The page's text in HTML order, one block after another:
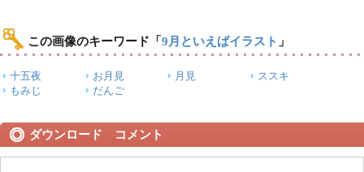
この画像のキーワード 「9月といえばイラスト 」
十五夜 お月見 月見
ススキ
もみじ
だんご
ダウンロード コメント